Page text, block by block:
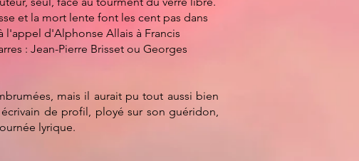
et la mort lente font les cent pas dans
l'appel d'Alphonse Allais à Francis
: Jean-Pierre Brisset ou Georges
mais il aurait pu tout aussi bien
de profil, ployé sur son guéridon,
lyrique.